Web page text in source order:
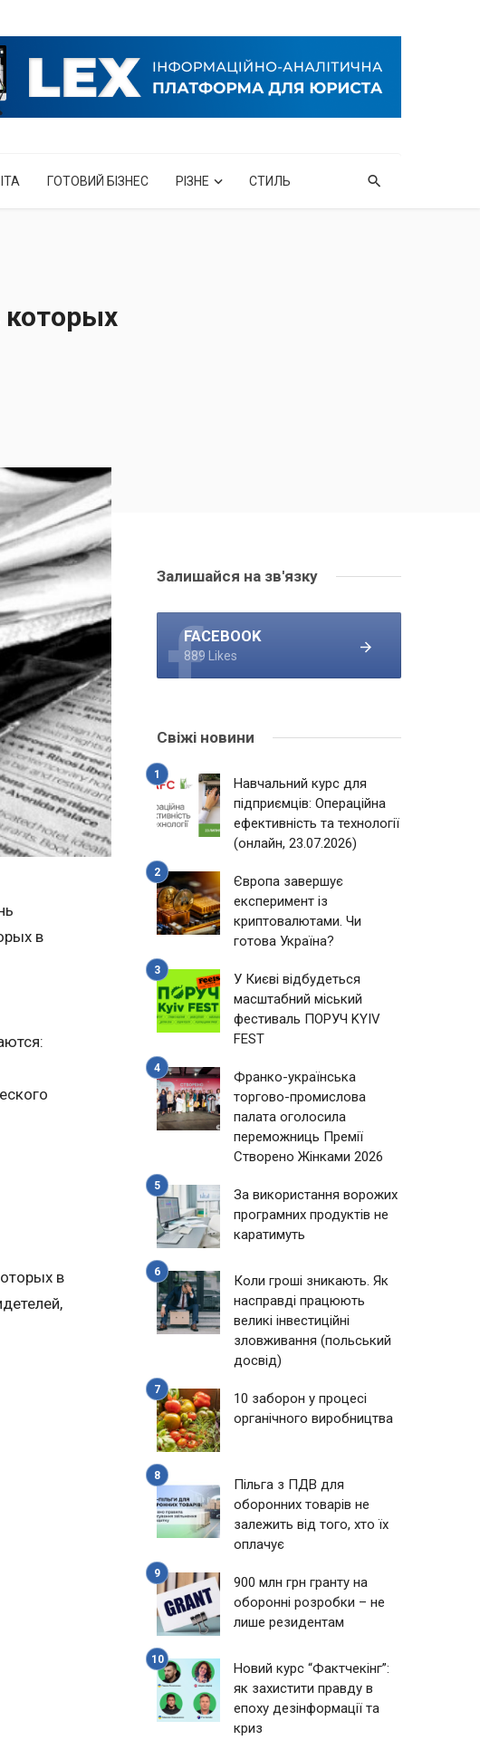
ГОТОВИЙ БІЗНЕС РІЗНЕ СТИЛЬ
в
в
Залишайся на зв'язку
FACEBOOK
889 Likes
Свіжі новини
Навчальний курс для
підприємців: Операційна
ефективність та технології
(онлайн, 23.07.2026)
Європа завершує
експеримент із
криптовалютами. Чи
готова Україна?
У Києві відбудеться
масштабний міський
фестиваль ПОРУЧ KYIV
FEST
Франко-українська
торгово-промислова
палата оголосила
переможниць Премії
Створено Жінками 2026
За використання ворожих
програмних продуктів не
каратимуть
Коли гроші зникають. Як
насправді працюють
великі інвестиційні
зловживання (польський
досвід)
10 заборон у процесі
органічного виробництва
Пільга з ПДВ для
оборонних товарів не
залежить від того, хто їх
оплачує
900 млн грн гранту на
оборонні розробки – не
лише резидентам
Новий курс “Фактчекінг”:
як захистити правду в
епоху дезінформації та
криз